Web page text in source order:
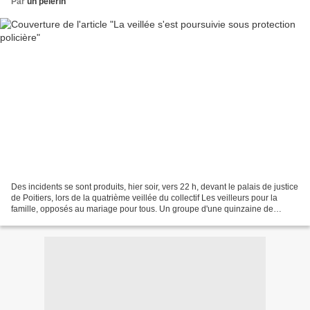
Des incidents se sont produits, hier soir, vers 22 h, devant le palais de justice
de Poitiers, lors de la quatrième veillée du collectif Les veilleurs pour la
famille, opposés au mariage pour tous. Un groupe d'une quinzaine de